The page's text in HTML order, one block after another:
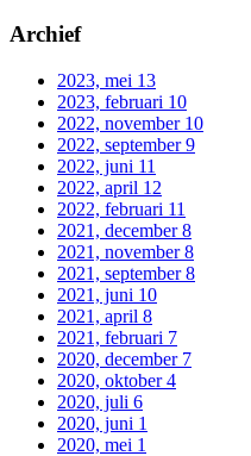
Archief
2023, mei 13
2023, februari 10
2022, november 10
2022, september9
2022, juni 11
2022, april 12
2022, februari 11
2021, december8
2021, november8
2021, september8
2021, juni 10
2021, april 8
2021, februari 7
2020, december 7
2020, oktober4
2020, juli 6
2020, juni 1
2020, mei 1